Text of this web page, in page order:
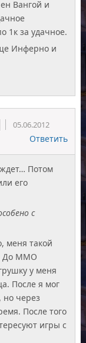
Вангой и
1к за удачное.
Инферно и
05.06.2012
Ответить
Потом
его
с
меня такой
До ММО
у меня
После я мог
но через
После того
игры с